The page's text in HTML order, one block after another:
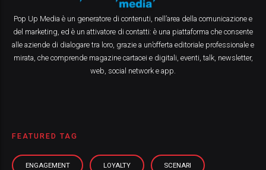
Pop Up Media è un generatore di contenuti, nell’area della comunicazione e
del marketing, ed è un attivatore di contatti: è una piattaforma che consente
alle aziende di dialogare tra loro, grazie a un’offerta editoriale professionale e
mirata, che comprende magazine cartacei e digitali, eventi, talk, newsletter,
web, social network e app.
FEATURED TAG
ENGAGEMENT LOYALTY SCENARI